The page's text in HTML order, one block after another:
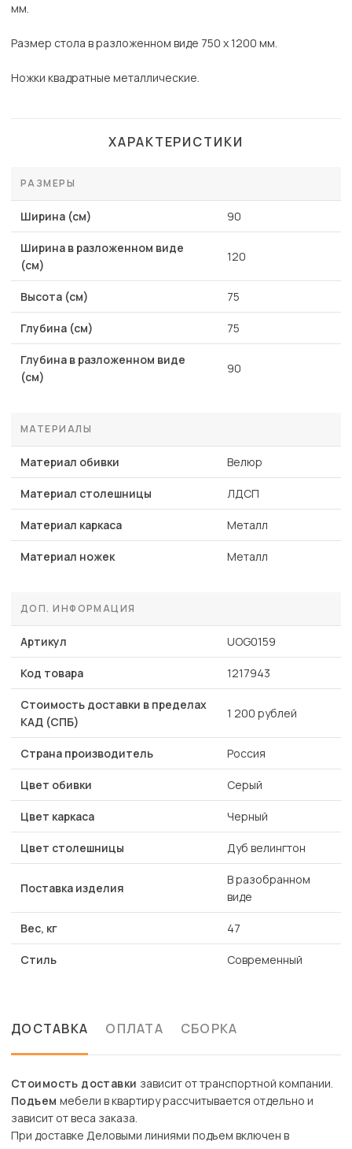
мм.
Размер стола в разложенном виде 750 х 1200 мм.
Ножки квадратные металлические.
ХАРАКТЕРИСТИКИ
РАЗМЕРЫ
Ширина (см) 90
Ширина в разложенном виде
(см)
120
Высота (см) 75
Глубина (см) 75
Глубина в разложенном виде
(см)
90
МАТЕРИАЛЫ
Материал обивки Велюр
Материал столешницы ЛДСП
Материал каркаса Металл
Материал ножек Металл
ДОП. ИНФОРМАЦИЯ
Артикул UOG0159
Код товара 1217943
Стоимость доставки в пределах
КАД (СПБ)
1 200 рублей
Страна производитель Россия
Цвет обивки Серый
Цвет каркаса Черный
Цвет столешницы Дуб велингтон
Поставка изделия
В разобранном
виде
Вес, кг 47
Стиль Современный
ДОСТАВКА ОПЛАТА СБОРКА
Стоимость доставки зависит от транспортной компании.
Подъем мебели в квартиру рассчитывается отдельно и
зависит от веса заказа.
При доставке Деловыми линиями подъем включен в